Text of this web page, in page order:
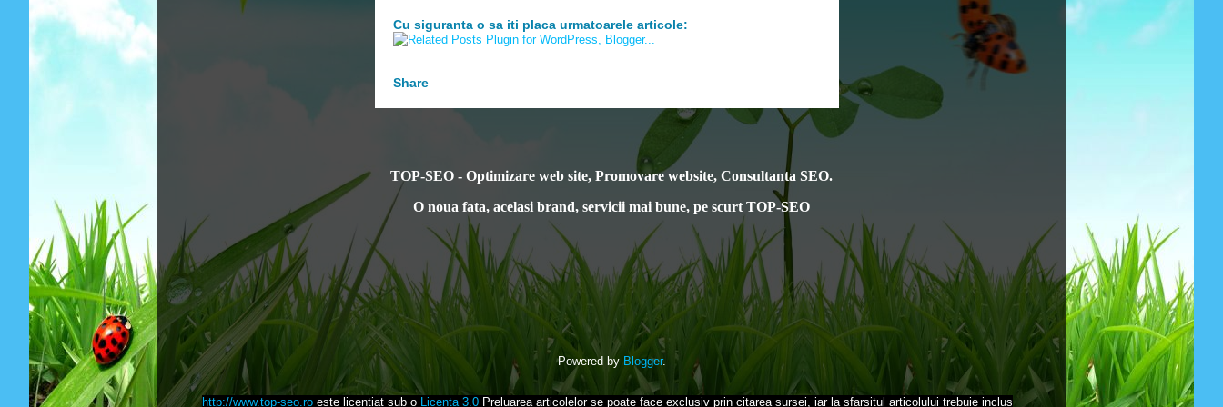
Cu siguranta o sa iti placa urmatoarele articole:
Share
TOP-SEO - Optimizare web site, Promovare website, Consultanta SEO.
O noua fata, acelasi brand, servicii mai bune, pe scurt TOP-SEO
Powered by Blogger.
http://www.top-seo.ro este licentiat sub o Licenta 3.0 Preluarea articolelor se poate face exclusiv prin citarea sursei, iar la sfarsitul articolului trebuie inclus